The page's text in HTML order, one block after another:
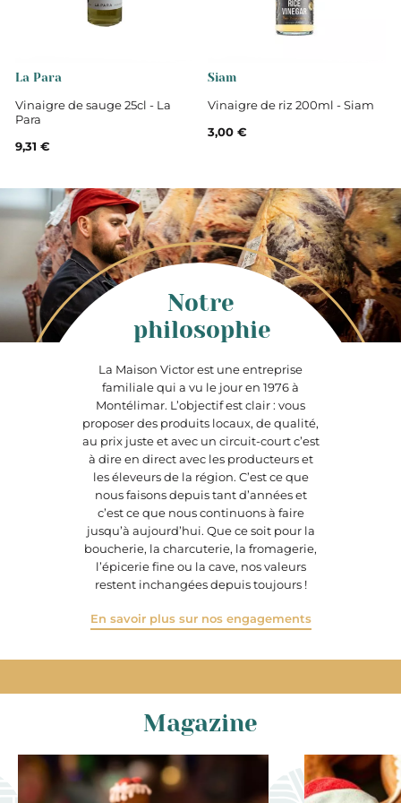
La Para
Vinaigre de sauge 25cl - La
Para
9,31 €
Siam
Vinaigre de riz 200ml - Siam
3,00 €
La Maison Victor est une entreprise
familiale qui a vu le jour en 1976 à
Montélimar. L’objectif est clair : vous
proposer des produits locaux, de qualité,
au prix juste et avec un circuit-court c’est
à dire en direct avec les producteurs et
les éleveurs de la région. C’est ce que
nous faisons depuis tant d’années et
c’est ce que nous continuons à faire
jusqu’à aujourd’hui. Que ce soit pour la
boucherie, la charcuterie, la fromagerie,
l’épicerie fine ou la cave, nos valeurs
restent inchangées depuis toujours !
En savoir plus sur nos engagements
Notre
philosophie
Magazine